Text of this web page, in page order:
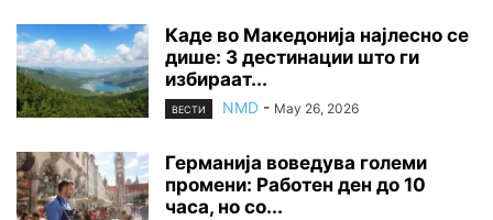
Каде во Македонија најлесно се
дише: 3 дестинации што ги
избираат...
ВЕСТИ NMD - May 26, 2026
Германија воведува големи
промени: Работен ден до 10
часа, но со...